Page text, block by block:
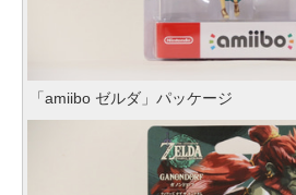
「amiibo ゼルダ」パッケージ